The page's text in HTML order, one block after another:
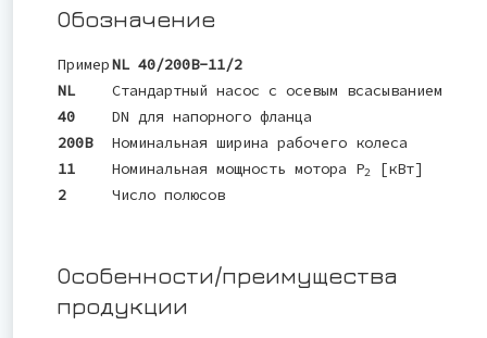
Обозначение
ПримерNL 40/200B-11/2
NL
Стандартный насос с осевым всасыванием
40
DN для напорного фланца
200B
Номинальная ширина рабочего колеса
11
Номинальная мощность мотора P2
[кВт]
2
Число полюсов
Особенности/преимущества
продукции